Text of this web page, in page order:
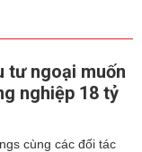
tư ngoại muốn
nghiệp 18 tỷ
cùng các đối tác